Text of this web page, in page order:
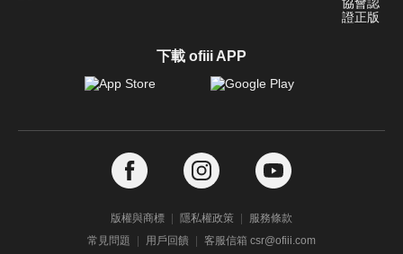
下載 ofiii APP
版權與商標 隱私權政策
服務條款
常見問題
用戶回饋 客服信箱 csr@ofiii.com